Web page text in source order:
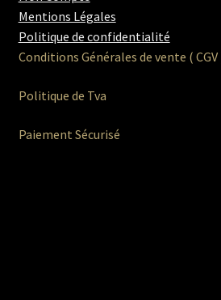
Mentions Légales
Politique de confidentialité
Conditions Générales de vente ( CGV
Politique de Tva
Paiement Sécurisé